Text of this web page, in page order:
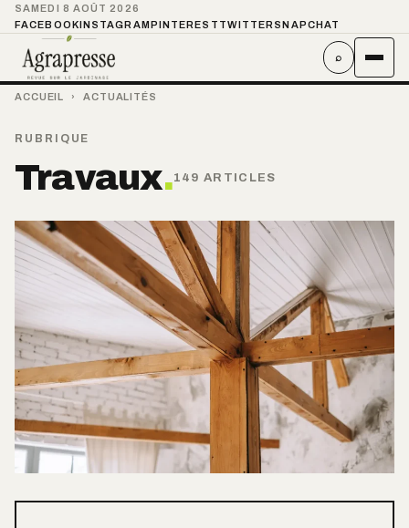
SAMEDI 8 AOÛT 2026
FACEBOOKINSTAGRAMPINTEREST TWITTER SNAPCHAT
⌕
ACCUEIL › ACTUALITÉS
RUBRIQUE
Travaux.149 ARTICLES